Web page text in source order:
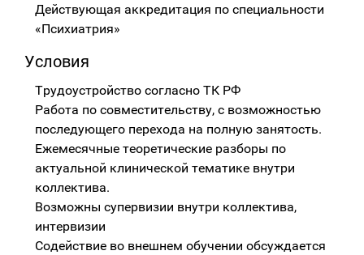
Действующая аккредитация по специальности
«Психиатрия»
Условия
Трудоустройство согласно ТК РФ
Работа по совместительству, с возможностью
последующего перехода на полную занятость.
Ежемесячные теоретические разборы по
актуальной клинической тематике внутри
коллектива.
Возможны супервизии внутри коллектива,
интервизии
Содействие во внешнем обучении обсуждается